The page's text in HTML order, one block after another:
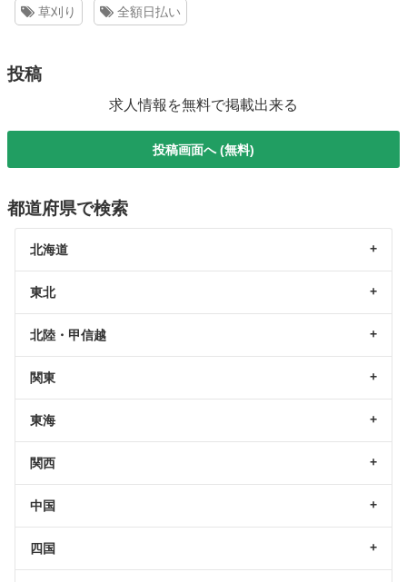
草刈り 全額日払い
投稿
求人情報を無料で掲載出来る
投稿画面へ (無料)
都道府県で検索
北海道
東北
北陸・甲信越
関東
東海
関西
中国
四国